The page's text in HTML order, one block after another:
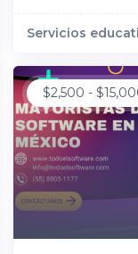
Servicios
$2,500 - $